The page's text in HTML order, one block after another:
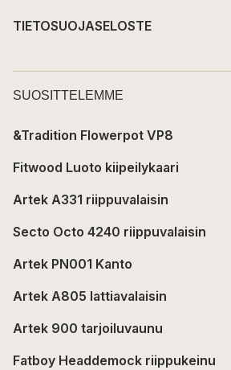
TIETOSUOJASELOSTE
SUOSITTELEMME
&Tradition Flowerpot VP8
Fitwood Luoto kiipeilykaari
Artek A331 riippuvalaisin
Secto Octo 4240 riippuvalaisin
Artek PN001 Kanto
Artek A805 lattiavalaisin
Artek 900 tarjoiluvaunu
Fatboy Headdemock riippukeinu